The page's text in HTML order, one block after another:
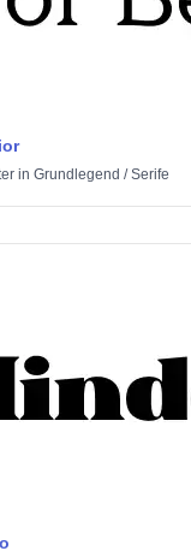
in Grundlegend /Serife